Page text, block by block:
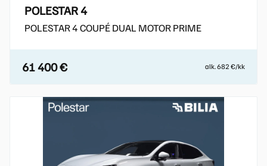
POLESTAR 4
POLESTAR 4 COUPÉ DUAL MOTOR PRIME
61 400 € alk. 682 €/kk